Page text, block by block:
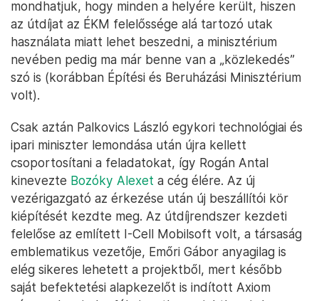
irányítása alá, vagyis Rogán Antalhoz. A kinevezés
valahogy úgy fogalmazott, hogy Rogán Antal az
útdíjfizetési szolgáltatásért való felelőssége
keretében látja el a használati díjból származó
bevétel és az útdíjból származó bevétel központi
költségvetés felé történő elszámolásával
összefüggő feladatokat.
Azzal, hogy idén februárban aztán a jogok a
Miniszterelnöki Kabinetirodáról átszálltak az Építési
és Közlekedési Minisztériumra, akár azt is
mondhatjuk, hogy minden a helyére került, hiszen
az útdíjat az ÉKM felelőssége alá tartozó utak
használata miatt lehet beszedni, a minisztérium
nevében pedig ma már benne van a „közlekedés”
szó is (korábban Építési és Beruházási Minisztérium
volt).